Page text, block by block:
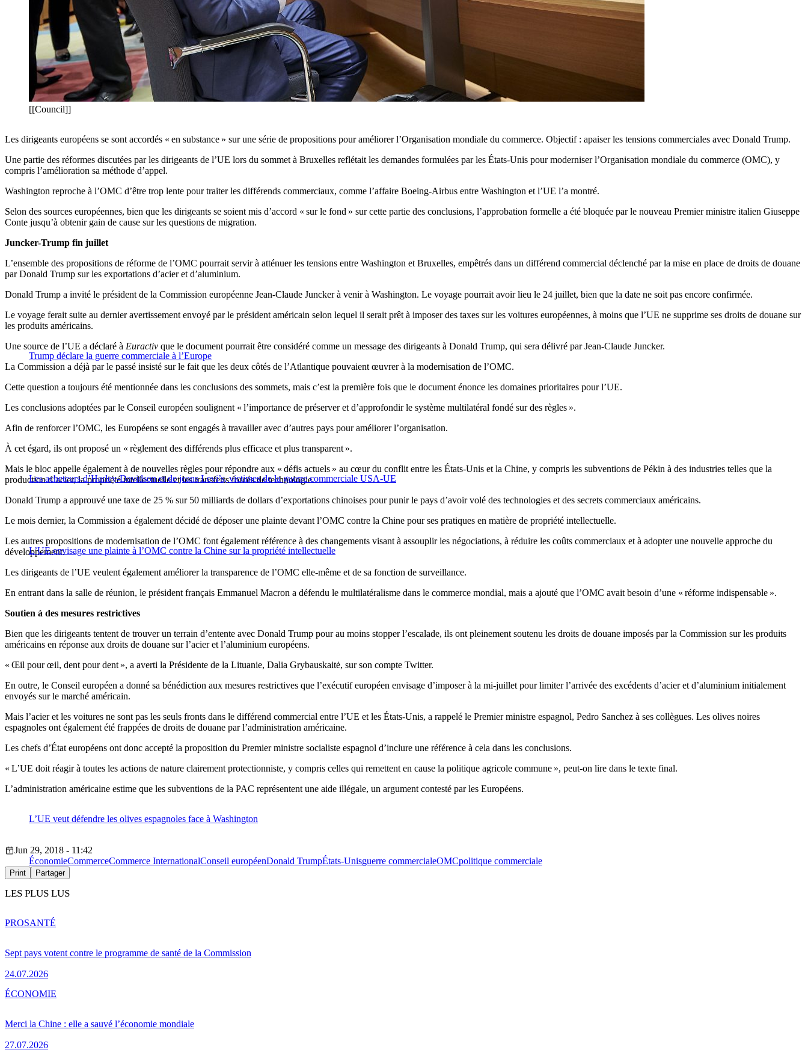
[[Council]]
Les dirigeants européens se sont accordés « en substance » sur une série de propositions pour améliorer l’Organisation mondiale du commerce. Objectif : apaiser les tensions commerciales avec Donald Trump.
Une partie des réformes discutées par les dirigeants de l’UE lors du sommet à Bruxelles reflétait les demandes formulées par les États-Unis pour moderniser l’Organisation mondiale du commerce (OMC), y
compris l’amélioration sa méthode d’appel.
Washington reproche à l’OMC d’être trop lente pour traiter les différends commerciaux, comme l’affaire Boeing-Airbus entre Washington et l’UE l’a montré.
Selon des sources européennes, bien que les dirigeants se soient mis d’accord « sur le fond » sur cette partie des conclusions, l’approbation formelle a été bloquée par le nouveau Premier ministre italien Giuseppe
Conte jusqu’à obtenir gain de cause sur les questions de migration.
Juncker-Trump fin juillet
L’ensemble des propositions de réforme de l’OMC pourrait servir à atténuer les tensions entre Washington et Bruxelles, empêtrés dans un différend commercial déclenché par la mise en place de droits de douane
par Donald Trump sur les exportations d’acier et d’aluminium.
Donald Trump a invité le président de la Commission européenne Jean-Claude Juncker à venir à Washington. Le voyage pourrait avoir lieu le 24 juillet, bien que la date ne soit pas encore confirmée.
Le voyage ferait suite au dernier avertissement envoyé par le président américain selon lequel il serait prêt à imposer des taxes sur les voitures européennes, à moins que l’UE ne supprime ses droits de douane sur
les produits américains.
Trump déclare la guerre commerciale à l’Europe
Une source de l’UE a déclaré à Euractiv que le document pourrait être considéré comme un message des dirigeants à Donald Trump, qui sera délivré par Jean-Claude Juncker.
La Commission a déjà par le passé insisté sur le fait que les deux côtés de l’Atlantique pouvaient œuvrer à la modernisation de l’OMC.
Cette question a toujours été mentionnée dans les conclusions des sommets, mais c’est la première fois que le document énonce les domaines prioritaires pour l’UE.
Les conclusions adoptées par le Conseil européen soulignent « l’importance de préserver et d’approfondir le système multilatéral fondé sur des règles ».
Afin de renforcer l’OMC, les Européens se sont engagés à travailler avec d’autres pays pour améliorer l’organisation.
À cet égard, ils ont proposé un « règlement des différends plus efficace et plus transparent ».
Les acheteurs d’Harley-Davidson et de jeans Levi’s, victimes de la guerre commerciale USA-UE
Mais le bloc appelle également à de nouvelles règles pour répondre aux « défis actuels » au cœur du conflit entre les États-Unis et la Chine, y compris les subventions de Pékin à des industries telles que la
production d’acier, la propriété intellectuelle et les transferts forcés de technologie.
Donald Trump a approuvé une taxe de 25 % sur 50 milliards de dollars d’exportations chinoises pour punir le pays d’avoir volé des technologies et des secrets commerciaux américains.
Le mois dernier, la Commission a également décidé de déposer une plainte devant l’OMC contre la Chine pour ses pratiques en matière de propriété intellectuelle.
L’UE envisage une plainte à l’OMC contre la Chine sur la propriété intellectuelle
Les autres propositions de modernisation de l’OMC font également référence à des changements visant à assouplir les négociations, à réduire les coûts commerciaux et à adopter une nouvelle approche du
développement.
Les dirigeants de l’UE veulent également améliorer la transparence de l’OMC elle-même et de sa fonction de surveillance.
En entrant dans la salle de réunion, le président français Emmanuel Macron a défendu le multilatéralisme dans le commerce mondial, mais a ajouté que l’OMC avait besoin d’une « réforme indispensable ».
Soutien à des mesures restrictives
Bien que les dirigeants tentent de trouver un terrain d’entente avec Donald Trump pour au moins stopper l’escalade, ils ont pleinement soutenu les droits de douane imposés par la Commission sur les produits
américains en réponse aux droits de douane sur l’acier et l’aluminium européens.
« Œil pour œil, dent pour dent », a averti la Présidente de la Lituanie, Dalia Grybauskaitė, sur son compte Twitter.
En outre, le Conseil européen a donné sa bénédiction aux mesures restrictives que l’exécutif européen envisage d’imposer à la mi-juillet pour limiter l’arrivée des excédents d’acier et d’aluminium initialement
envoyés sur le marché américain.
Mais l’acier et les voitures ne sont pas les seuls fronts dans le différend commercial entre l’UE et les États-Unis, a rappelé le Premier ministre espagnol, Pedro Sanchez à ses collègues. Les olives noires
espagnoles ont également été frappées de droits de douane par l’administration américaine.
Les chefs d’État européens ont donc accepté la proposition du Premier ministre socialiste espagnol d’inclure une référence à cela dans les conclusions.
« L’UE doit réagir à toutes les actions de nature clairement protectionniste, y compris celles qui remettent en cause la politique agricole commune », peut-on lire dans le texte final.
L’administration américaine estime que les subventions de la PAC représentent une aide illégale, un argument contesté par les Européens.
L’UE veut défendre les olives espagnoles face à Washington
Jun 29, 2018 - 11:42
ÉconomieCommerceCommerce InternationalConseil européenDonald TrumpÉtats-Unisguerre commercialeOMCpolitique commerciale
Print Partager
LES PLUS LUS
Sept pays votent contre le programme de santé de la Commission
24.07.2026
PROSANTÉ
Merci la Chine : elle a sauvé l’économie mondiale
27.07.2026
ÉCONOMIE